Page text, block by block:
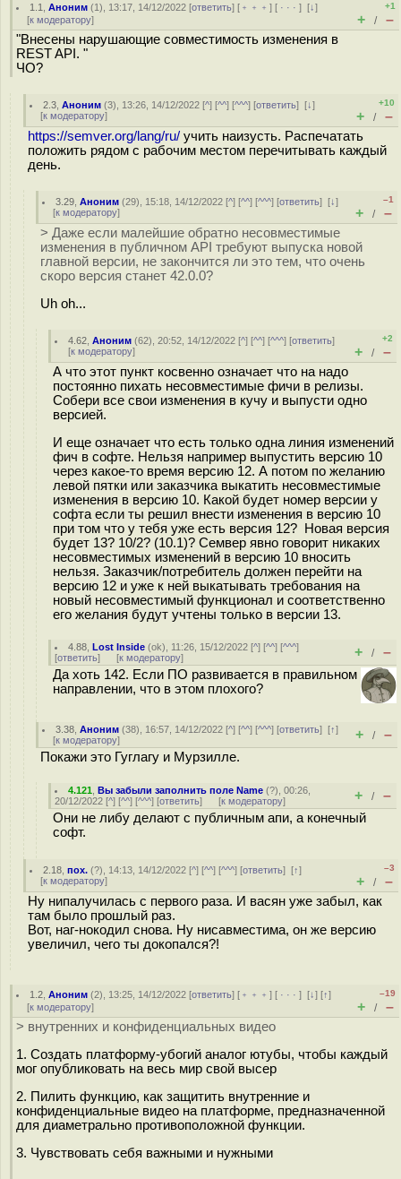
1.1 ,Аноним (1), 13:17, 14/12/2022 [ответить] [ ﹢﹢﹢] [ · · ·][↓]
[к модератору]
+1
+ / –
"Внесены нарушающие совместимость изменения в
REST API. "
ЧО?
2.3 ,Аноним (3), 13:26, 14/12/2022 [^] [^^] [^^^] [ответить][↓]
[к модератору]
+10
+ / –
https://semver.org/lang/ru/ учить наизусть. Распечатать
положить рядом с рабочим местом перечитывать каждый
день.
3.29 ,Аноним (29), 15:18, 14/12/2022 [^] [^^] [^^^] [ответить][↓]
[к модератору]
–1
+ / –
> Даже если малейшие обратно несовместимые
изменения в публичном API требуют выпуска новой
главной версии, не закончится ли это тем, что очень
скоро версия станет 42.0.0?
Uh oh...
4.62 ,Аноним (62), 20:52, 14/12/2022 [^] [^^] [^^^] [ответить]
[к модератору]
+2
+ / –
А что этот пункт косвенно означает что на надо
постоянно пихать несовместимые фичи в релизы.
Собери все свои изменения в кучу и выпусти одно
версией.
И еще означает что есть только одна линия изменений
фич в софте. Нельзя например выпустить версию 10
через какое-то время версию 12. А потом по желанию
левой пятки или заказчика выкатить несовместимые
изменения в версию 10. Какой будет номер версии у
софта если ты решил внести изменения в версию 10
при том что у тебя уже есть версия 12? Новая версия
будет 13? 10/2? (10.1)? Семвер явно говорит никаких
несовместимых изменений в версию 10 вносить
нельзя. Заказчик/потребитель должен перейти на
версию 12 и уже к ней выкатывать требования на
новый несовместимый функционал и соответственно
его желания будут учтены только в версии 13.
4.88 ,Lost Inside (ok), 11:26, 15/12/2022 [^] [^^] [^^^]
[ответить] [к модератору] + / –
Да хоть 142. Если ПО развивается в правильном
направлении, что в этом плохого?
3.38 ,Аноним (38), 16:57, 14/12/2022 [^] [^^] [^^^] [ответить][↑]
[к модератору] + / –
Покажи это Гуглагу и Мурзилле.
4.121 ,Вы забыли заполнить поле Name (?), 00:26,
20/12/2022 [^] [^^] [^^^] [ответить] [к модератору] + / –
Они не либу делают с публичным апи, а конечный
софт.
2.18 ,пох. (?), 14:13, 14/12/2022 [^] [^^] [^^^] [ответить][↑]
[к модератору]
–3
+ / –
Ну нипалучилась с первого раза. И васян уже забыл, как
там было прошлый раз.
Вот, наг-нокодил снова. Ну нисавместима, он же версию
увеличил, чего ты докопался?!
1.2 ,Аноним (2), 13:25, 14/12/2022 [ответить] [ ﹢﹢﹢] [ · · ·][↓] [↑]
[к модератору]
–19
+ / –
> внутренних и конфиденциальных видео
1. Создать платформу-убогий аналог ютубы, чтобы каждый
мог опубликовать на весь мир свой высер
2. Пилить функцию, как защитить внутренние и
конфиденциальные видео на платформе, предназначенной
для диаметрально противоположной функции.
3. Чувствовать себя важными и нужными